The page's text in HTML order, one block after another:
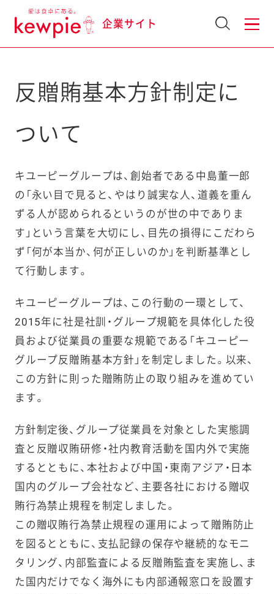
企業サイト
反贈賄基本方針制定に
ついて
キユーピーグループは、創始者である中島董一郎
の「永い目で見ると、やはり誠実な人、道義を重ん
ずる人が認められるというのが世の中でありま
す」という言葉を大切にし、目先の損得にこだわら
ず「何が本当か、何が正しいのか」を判断基準とし
て行動します。
キユーピーグループは、この行動の一環として、
2015年に社是社訓・グループ規範を具体化した役
員および従業員の重要な規範である「キユーピー
グループ反贈賄基本方針」を制定しました。以来、
この方針に則った贈賄防止の取り組みを進めてい
ます。
方針制定後、グループ従業員を対象とした実態調
査と反贈収賄研修・社内教育活動を国内外で実施
するとともに、本社および中国・東南アジア・日本
国内のグループ会社など、主要各社における贈収
賄行為禁止規程を制定しました。
この贈収賄行為禁止規程の運用によって贈賄防止
を図るとともに、支払記録の保存や継続的なモニ
タリング、内部監査による反贈賄監査を実施し、ま
た国内だけでなく海外にも内部通報窓口を設置す